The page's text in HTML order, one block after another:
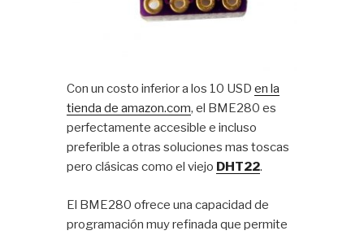
Con un costo inferior a los 10 USDen la
tienda de amazon.com, el BME280 es
perfectamente accesible e incluso
preferible a otras soluciones mas toscas
pero clásicas como el viejo DHT22.
El BME280 ofrece una capacidad de
programación muy refinada que permite